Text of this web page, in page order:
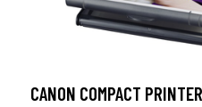
CANON COMPACT